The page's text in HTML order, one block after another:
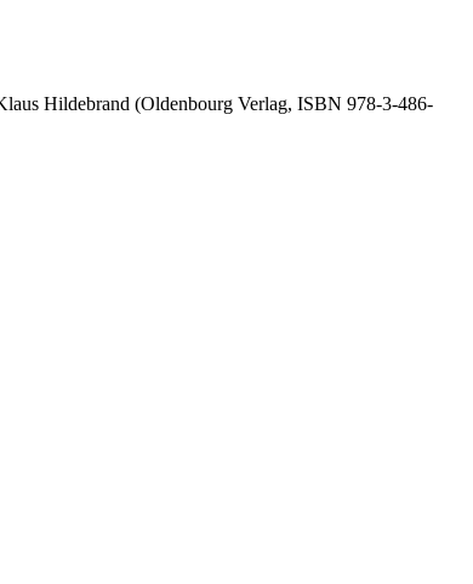
Hildebrand (Oldenbourg Verlag, ISBN 978-3-486-